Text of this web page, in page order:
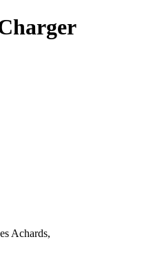
Achards,